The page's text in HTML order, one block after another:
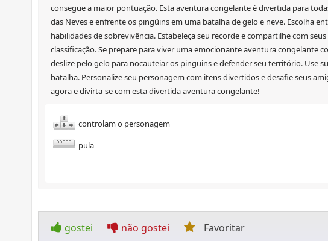
consegue a maior pontuação. Esta aventura congelante é divertida para
das Neves e enfrente os pingüins em uma batalha de gelo e neve. Escolha
habilidades de sobrevivência. Estabeleça seu recorde e compartilhe com
classificação. Se prepare para viver uma emocionante aventura congelante
deslize pelo gelo para nocauteiar os pingüins e defender seu território. Use
batalha. Personalize seu personagem com itens divertidos e desafie seus
agora e divirta-se com esta divertida aventura congelante!
controlam o personagem
pula
gostei não gostei Favoritar